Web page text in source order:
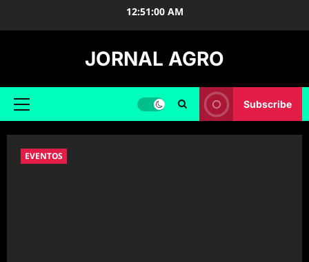
12:51:01 AM
JORNAL AGRO
Primary
Subscribe
EVENTOS